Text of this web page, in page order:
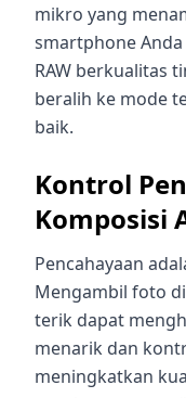
mikro yang
smartphone
RAW berkualitas
beralih ke mode
baik.
Kontrol
Komposisi
Pencahayaan
Mengambil foto
terik dapat
menarik dan
meningkatkan